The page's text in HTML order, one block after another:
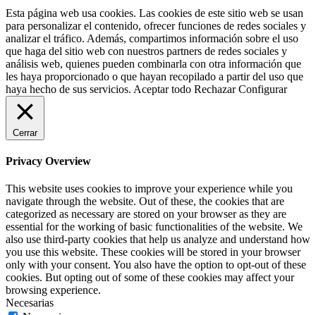
Esta página web usa cookies. Las cookies de este sitio web se usan
para personalizar el contenido, ofrecer funciones de redes sociales y
analizar el tráfico. Además, compartimos información sobre el uso
que haga del sitio web con nuestros partners de redes sociales y
análisis web, quienes pueden combinarla con otra información que
les haya proporcionado o que hayan recopilado a partir del uso que
haya hecho de sus servicios. Aceptar todo Rechazar Configurar
Cerrar
Privacy Overview
This website uses cookies to improve your experience while you
navigate through the website. Out of these, the cookies that are
categorized as necessary are stored on your browser as they are
essential for the working of basic functionalities of the website. We
also use third-party cookies that help us analyze and understand how
you use this website. These cookies will be stored in your browser
only with your consent. You also have the option to opt-out of these
cookies. But opting out of some of these cookies may affect your
browsing experience.
Necesarias